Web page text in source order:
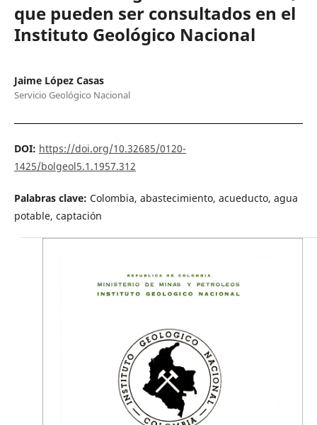
que pueden ser consultados en el
Instituto Geológico Nacional
Jaime López Casas
Servicio Geológico Nacional
DOI: https://doi.org/10.32685/0120-
1425/bolgeol5.1.1957.312
Palabras clave: Colombia, abastecimiento, acueducto, agua
potable, captación